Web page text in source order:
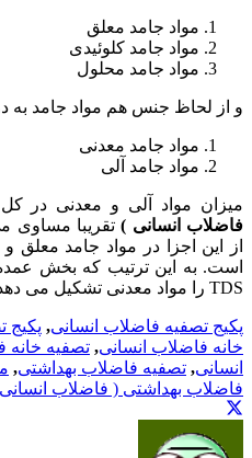
مواد جامد معلق
مواد جامد کلوئیدی
مواد جامد محلول
و از لحاظ جنس هم مواد جامد به
مواد جامد معدنی
مواد جامد آلی
میزان مواد آلی و معدنی در
فاضلاب انسانی )تقریبا مساوی
از این اجزا در مواد جامد معلق
TDS را مواد معدنی تشکیل می دهد.
پکیج تصفیه فاضلاب انسانی, پکیج
خانه فاضلاب انسانی, تصفیه خانه
انسانی, تصفیه فاضلاب بهداشتی,
فاضلاب بهداشتی ( فاضلاب